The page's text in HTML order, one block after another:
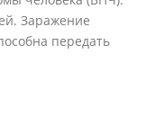
Заражение
передать